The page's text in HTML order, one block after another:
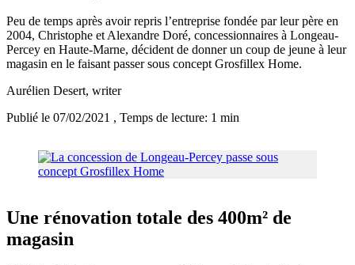
Peu de temps après avoir repris l’entreprise fondée par leur père en
2004, Christophe et Alexandre Doré, concessionnaires à Longeau-
Percey en Haute-Marne, décident de donner un coup de jeune à leur
magasin en le faisant passer sous concept Grosfillex Home.
Aurélien Desert, writer
Publié le 07/02/2021 , Temps de lecture: 1 min
Une rénovation totale des 400m² de
magasin